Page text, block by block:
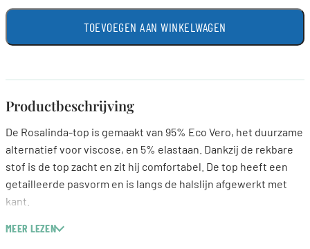
TOEVOEGEN AAN WINKELWAGEN
Productbeschrijving
De Rosalinda-top is gemaakt van 95% Eco Vero, het duurzame
alternatief voor viscose, en 5% elastaan. Dankzij de rekbare
stof is de top zacht en zit hij comfortabel. De top heeft een
getailleerde pasvorm en is langs de halslijn afgewerkt met
kant.
Pasvorm: Normaal
MEER LEZEN